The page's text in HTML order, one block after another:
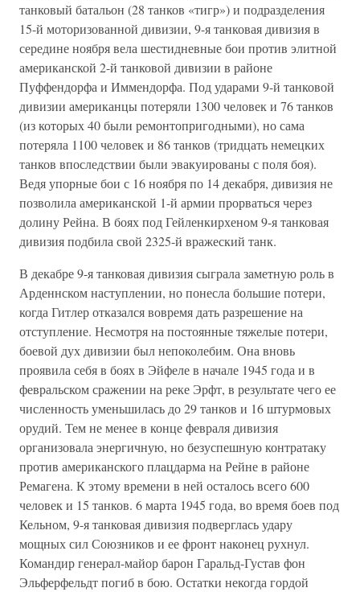
танковый батальон (28 танков «тигр») и подразделения
15-й моторизованной дивизии, 9-я танковая дивизия в
середине ноября вела шестидневные бои против элитной
американской 2-й танковой дивизии в районе
Пуффендорфа и Иммендорфа. Под ударами 9-й танковой
дивизии американцы потеряли 1300 человек и 76 танков
(из которых 40 были ремонтопригодными), но сама
потеряла 1100 человек и 86 танков (тридцать немецких
танков впоследствии были эвакуированы с поля боя).
Ведя упорные бои с 16 ноября по 14 декабря, дивизия не
позволила американской 1-й армии прорваться через
долину Рейна. В боях под Гейленкирхеном 9-я танковая
дивизия подбила свой 2325-й вражеский танк.
В декабре 9-я танковая дивизия сыграла заметную роль в
Арденнском наступлении, но понесла большие потери,
когда Гитлер отказался вовремя дать разрешение на
отступление. Несмотря на постоянные тяжелые потери,
боевой дух дивизии был непоколебим. Она вновь
проявила себя в боях в Эйфеле в начале 1945 года и в
февральском сражении на реке Эрфт, в результате чего ее
численность уменьшилась до 29 танков и 16 штурмовых
орудий. Тем не менее в конце февраля дивизия
организовала энергичную, но безуспешную контратаку
против американского плацдарма на Рейне в районе
Ремагена. К этому времени в ней осталось всего 600
человек и 15 танков. 6 марта 1945 года, во время боев под
Кельном, 9-я танковая дивизия подверглась удару
мощных сил Союзников и ее фронт наконец рухнул.
Командир генерал-майор барон Гаральд-Густав фон
Эльферфельдт погиб в бою. Остатки некогда гордой